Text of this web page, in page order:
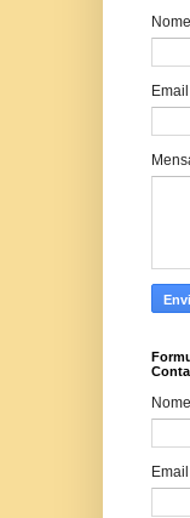
Nome
Email
Nome
Email